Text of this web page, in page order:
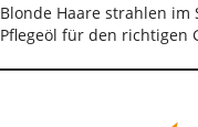
Blonde Haare strahlen im
Pflegeöl für den richtigen